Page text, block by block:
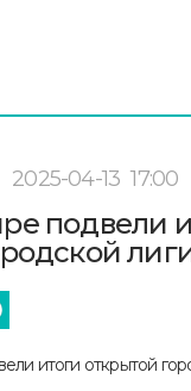
2025-04-13 17:00
подвели